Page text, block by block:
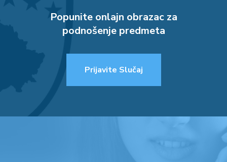
Popunite onlajn obrazac za
podnošenje predmeta
Prijavite Slučaj